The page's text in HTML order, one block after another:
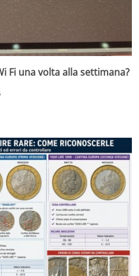
Fi una volta alla settimana?